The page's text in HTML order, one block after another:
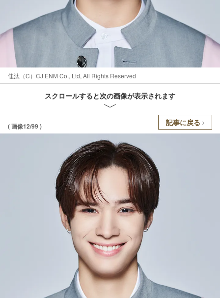
佳汰（C）CJ ENM Co., Ltd, All Rights Reserved
スクロールすると次の画像が表示されます
( 画像12/99 ) 記事に戻る